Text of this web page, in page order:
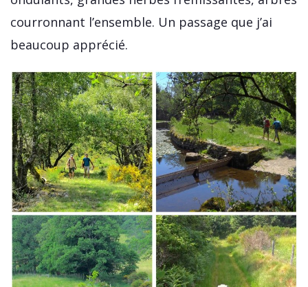
courronnant l’ensemble. Un passage que j’ai
beaucoup apprécié.